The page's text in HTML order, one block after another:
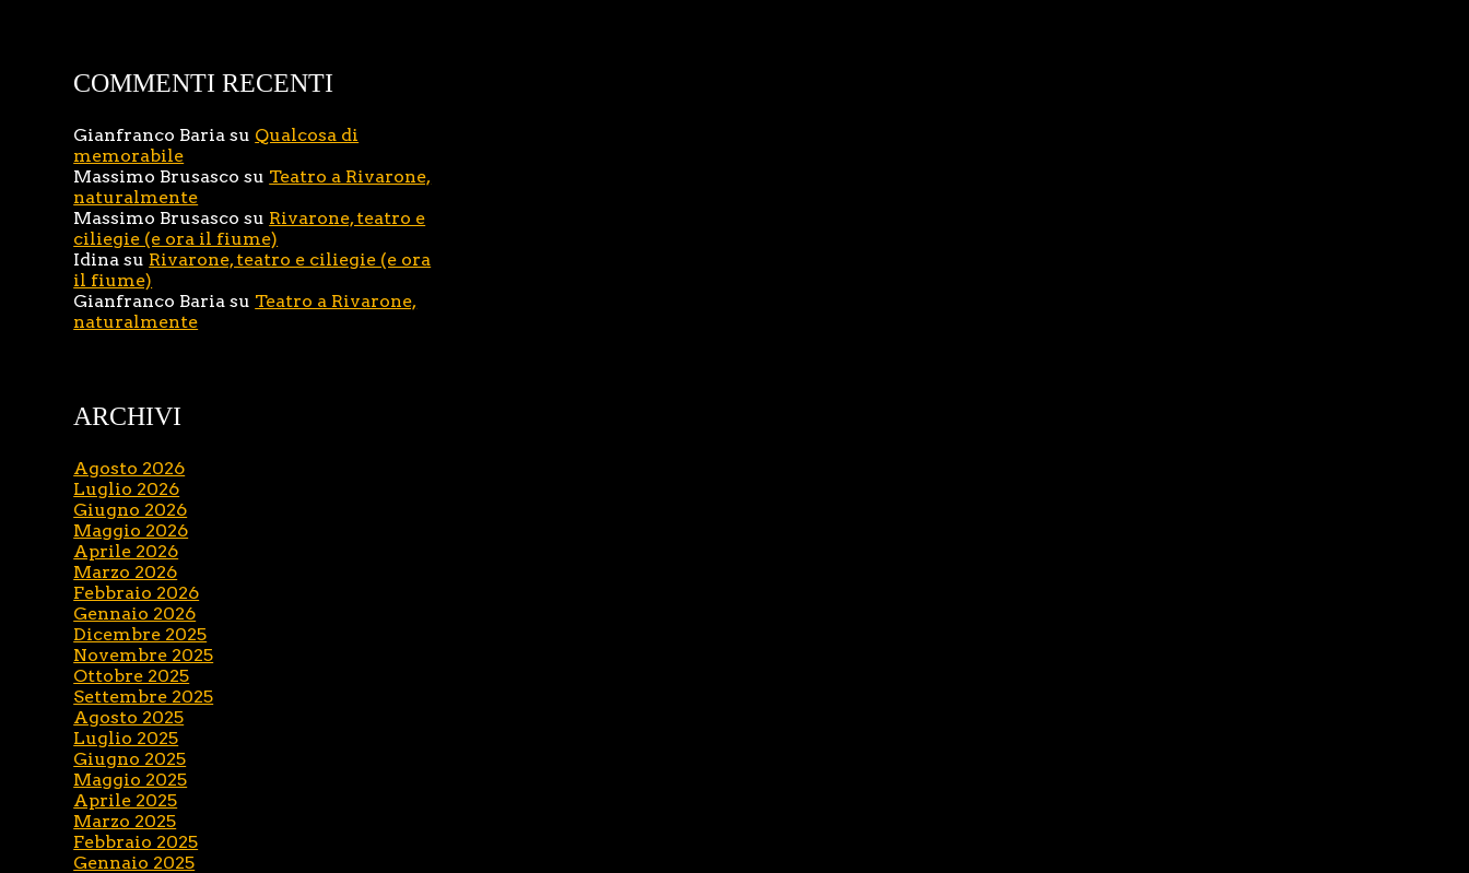
COMMENTI RECENTI
Gianfranco Baria su Qualcosa di
memorabile
Massimo Brusasco su Teatro a Rivarone,
naturalmente
Massimo Brusasco su Rivarone, teatro e
ciliegie (e ora il fiume)
Idina su Rivarone, teatro e ciliegie (e ora
il fiume)
Gianfranco Baria su Teatro a Rivarone,
naturalmente
ARCHIVI
Agosto 2026
Luglio 2026
Giugno 2026
Maggio 2026
Aprile 2026
Marzo 2026
Febbraio 2026
Gennaio 2026
Dicembre 2025
Novembre 2025
Ottobre 2025
Settembre 2025
Agosto 2025
Luglio 2025
Giugno 2025
Maggio 2025
Aprile 2025
Marzo 2025
Febbraio 2025
Gennaio 2025